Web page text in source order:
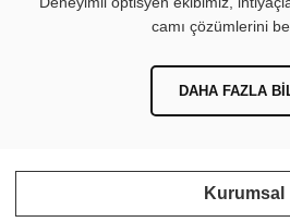
camı çözümlerini
DAHA FAZLA
Kurumsal